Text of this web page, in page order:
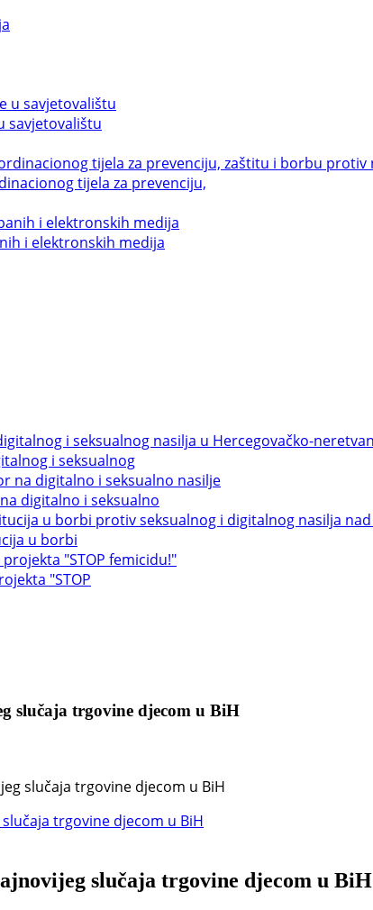
savjetovalištu
tijela za prevenciju,
i elektronskih medija
i seksualnog
digitalno i seksualno
u borbi
"STOP
slučaja trgovine djecom u BiH
slučaja trgovine djecom u BiH
slučaja trgovine djecom u BiH